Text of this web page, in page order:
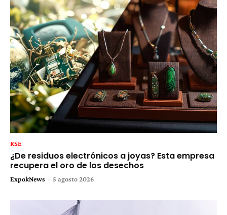
RSE
¿De residuos electrónicos a joyas? Esta empresa
recupera el oro de los desechos
ExpokNews - 5 agosto 2026